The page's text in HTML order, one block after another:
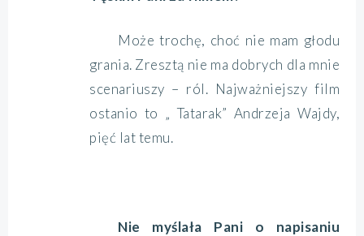
Może trochę, choć nie mam głodu
grania. Zresztą nie ma dobrych dla mnie
scenariuszy – ról. Najważniejszy film
ostanio to „ Tatarak” Andrzeja Wajdy,
pięć lat temu.
Nie myślała Pani o napisaniu